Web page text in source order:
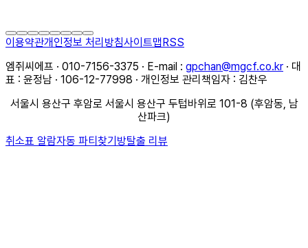
이용약관개인정보 처리방침사이트맵RSS
엠쥐씨에프 · 010-7156-3375 · E-mail : gpchan@mgcf.co.kr · 대
표 : 윤정남 · 106-12-77998 · 개인정보 관리책임자 : 김찬우
서울시 용산구 후암로 서울시 용산구 두텁바위로 101-8 (후암동, 남
산파크)
취소표 알람자동 파티찾기방탈출 리뷰